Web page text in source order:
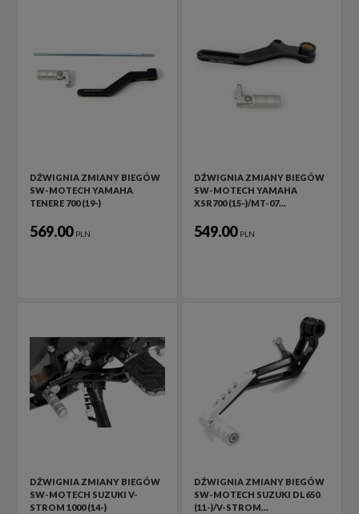
DŹWIGNIA ZMIANY BIEGÓW
SW-MOTECH YAMAHA
TENERE 700 (19-)
569.00 PLN
DŹWIGNIA ZMIANY BIEGÓW
SW-MOTECH YAMAHA
XSR700 (15-)/MT-07…
549.00 PLN
DŹWIGNIA ZMIANY BIEGÓW
SW-MOTECH SUZUKI V-
STROM 1000 (14-)
DŹWIGNIA ZMIANY BIEGÓW
SW-MOTECH SUZUKI DL650
(11-)/V-STROM…